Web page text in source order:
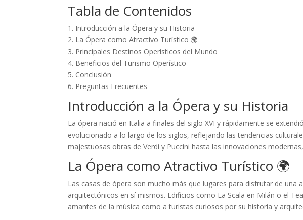
Tabla de Contenidos
1. Introducción a la Ópera y su Historia
2. La Ópera como Atractivo Turístico 🌍
3. Principales Destinos Operísticos del Mundo
4. Beneficios del Turismo Operístico
5. Conclusión
6. Preguntas Frecuentes
Introducción a la Ópera y su Historia
La ópera nació en Italia a finales del siglo XVI y rápidamente se
evolucionado a lo largo de los siglos, reflejando las tendencias
majestuosas obras de Verdi y Puccini hasta las innovaciones
La Ópera como Atractivo Turístico 🌍
Las casas de ópera son mucho más que lugares para disfrutar de
arquitectónicos en sí mismos. Edificios como La Scala en Milán o el
amantes de la música como a turistas curiosos por su historia y